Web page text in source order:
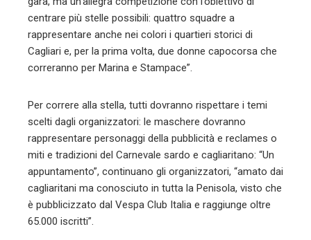
centrare più stelle possibili: quattro squadre a
rappresentare anche nei colori i quartieri storici di
Cagliari e, per la prima volta, due donne capocorsa che
correranno per Marina e Stampace”.
Per correre alla stella, tutti dovranno rispettare i temi
scelti dagli organizzatori: le maschere dovranno
rappresentare personaggi della pubblicità e reclames o
miti e tradizioni del Carnevale sardo e cagliaritano: “Un
appuntamento”, continuano gli organizzatori, “amato dai
cagliaritani ma conosciuto in tutta la Penisola, visto che
è pubblicizzato dal Vespa Club Italia e raggiunge oltre
65.000 iscritti”.